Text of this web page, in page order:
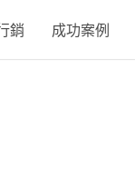
銷 成功案例